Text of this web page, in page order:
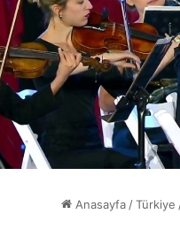
Anasayfa / Türkiye